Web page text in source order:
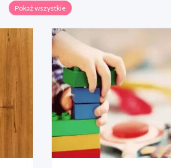
Pokaż wszystkie